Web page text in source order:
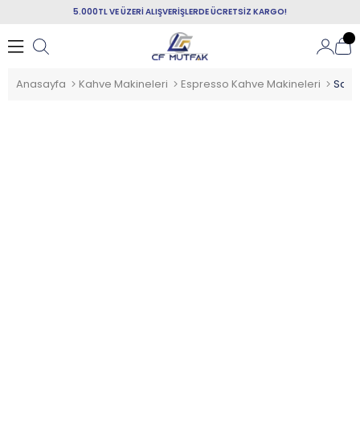
5.000TL VE ÜZERİ ALIŞVERİŞLERDE ÜCRETSİZ KARGO!
Anasayfa Kahve Makineleri Espresso Kahve Makineleri